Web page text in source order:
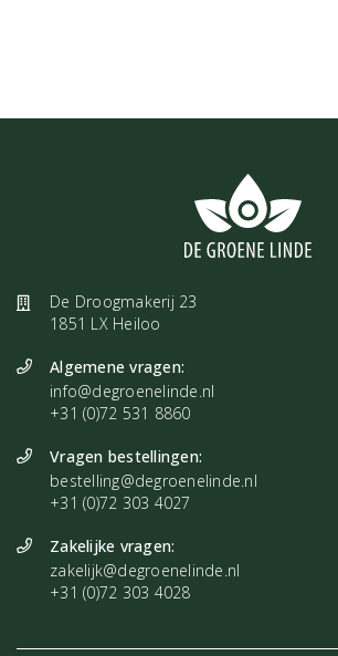
De Droogmakerij 23
1851 LX Heiloo
Algemene vragen:
info@degroenelinde.nl
+31 (0)72 531 8860
Vragen bestellingen:
bestelling@degroenelinde.nl
+31 (0)72 303 4027
Zakelijke vragen:
zakelijk@degroenelinde.nl
+31 (0)72 303 4028